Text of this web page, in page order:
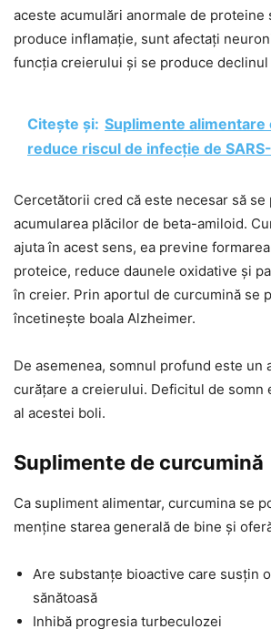
aceste acumulări anormale de proteine
produce inflamație, sunt afectați
funcția creierului și se produce declinul
Citește și: Suplimente alimentare
reduce riscul de infecție de
Cercetătorii cred că este necesar să se
acumularea plăcilor de beta-amiloid.
ajuta în acest sens, ea previne
proteice, reduce daunele oxidative și
în creier. Prin aportul de curcumină se
încetinește boala Alzheimer.
De asemenea, somnul profund este un
curățare a creierului. Deficitul de somn
al acestei boli.
Suplimente de curcumină
Ca supliment alimentar, curcumina se
menține starea generală de bine și
Are substanțe bioactive care susțin
sănătoasă
Inhibă progresia turbeculozei